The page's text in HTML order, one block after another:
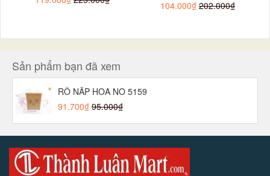
104.000₫ 202.000₫
Sản phẩm bạn đã xem
RỔ NẮP HOA NO 5159
91.700₫ 95.000₫